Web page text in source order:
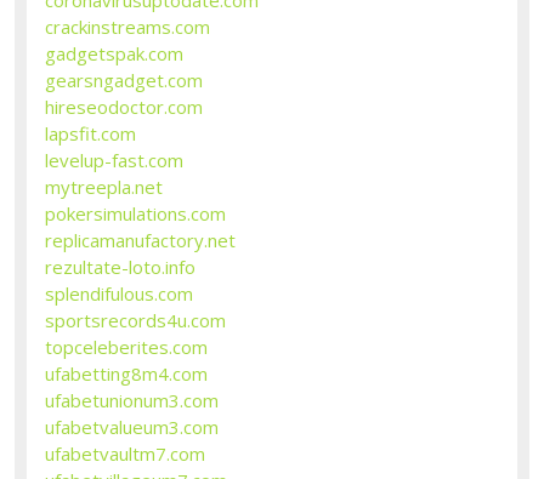
crackinstreams.com
gadgetspak.com
gearsngadget.com
hireseodoctor.com
lapsfit.com
levelup-fast.com
mytreepla.net
pokersimulations.com
replicamanufactory.net
rezultate-loto.info
splendifulous.com
sportsrecords4u.com
topceleberites.com
ufabetting8m4.com
ufabetunionum3.com
ufabetvalueum3.com
ufabetvaultm7.com